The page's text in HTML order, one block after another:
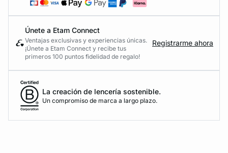
Únete a Etam Connect
Ventajas exclusivas y experiencias únicas.
¡Únete a Etam Connect y recibe tus
primeros 100 puntos fidelidad de regalo!
Registrarme ahora
La creación de lencería sostenible.
Un compromiso de marca a largo plazo.